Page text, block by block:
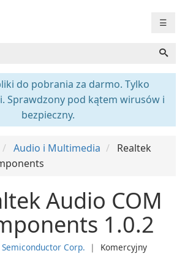
☰
do pobrania za darmo. Tylko
Sprawdzony pod kątem wirusów i
bezpieczny.
Audio i Multimedia
Realtek
Audio COM
1.0.2
Semiconductor Corp. ❘ Komercyjny